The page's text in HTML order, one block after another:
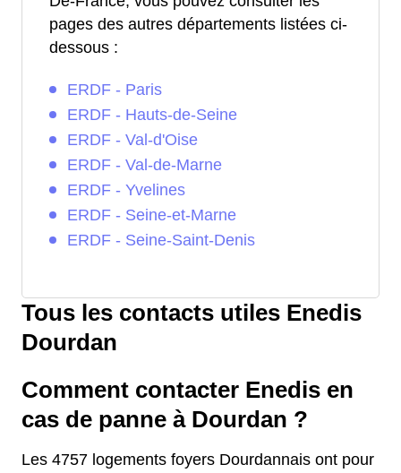
pages des autres départements listées ci-
dessous :
ERDF - Paris
ERDF - Hauts-de-Seine
ERDF - Val-d'Oise
ERDF - Val-de-Marne
ERDF - Yvelines
ERDF - Seine-et-Marne
ERDF - Seine-Saint-Denis
Tous les contacts utiles Enedis
Dourdan
Comment contacter Enedis en
cas de panne à Dourdan ?
Les 4757 logements foyers Dourdannais ont pour